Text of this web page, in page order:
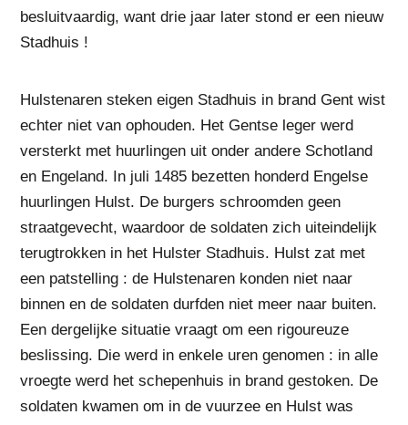
besluitvaardig, want drie jaar later stond er een nieuw
Stadhuis !
Hulstenaren steken eigen Stadhuis in brand Gent wist
echter niet van ophouden. Het Gentse leger werd
versterkt met huurlingen uit onder andere Schotland
en Engeland. In juli 1485 bezetten honderd Engelse
huurlingen Hulst. De burgers schroomden geen
straatgevecht, waardoor de soldaten zich uiteindelijk
terugtrokken in het Hulster Stadhuis. Hulst zat met
een patstelling : de Hulstenaren konden niet naar
binnen en de soldaten durfden niet meer naar buiten.
Een dergelijke situatie vraagt om een rigoureuze
beslissing. Die werd in enkele uren genomen : in alle
vroegte werd het schepenhuis in brand gestoken. De
soldaten kwamen om in de vuurzee en Hulst was